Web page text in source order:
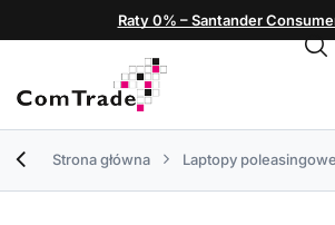
Raty 0% – Santander
Strona główna Laptopy poleasingowe